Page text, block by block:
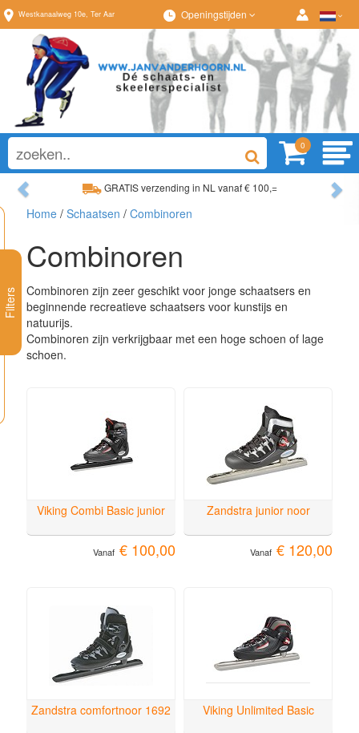
Westkanaalweg 10e, Ter Aar Openingstijden
0
GRATIS verzending in NL vanaf € 100,=
Ruim assortiment, altijd wat naar wens!
Ruim assortiment,
Previous
Filters
Home / Schaatsen / Combinoren
Combinoren
Combinoren zijn zeer geschikt voor jonge schaatsers en
beginnende recreatieve schaatsers voor kunstijs en
natuurijs.
Combinoren zijn verkrijgbaar met een hoge schoen of lage
schoen.
Viking Combi Basic junior
Vanaf € 100,00
Zandstra junior noor
Vanaf € 120,00
Zandstra comfortnoor 1692 Viking Unlimited Basic